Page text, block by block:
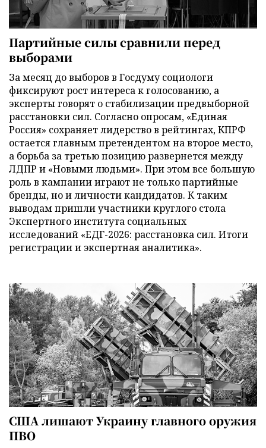
Партийные силы сравнили перед
выборами
За месяц до выборов в Госдуму социологи
фиксируют рост интереса к голосованию, а
эксперты говорят о стабилизации предвыборной
расстановки сил. Согласно опросам, «Единая
Россия» сохраняет лидерство в рейтингах, КПРФ
остается главным претендентом на второе место,
а борьба за третью позицию развернется между
ЛДПР и «Новыми людьми». При этом все большую
роль в кампании играют не только партийные
бренды, но и личности кандидатов. К таким
выводам пришли участники круглого стола
Экспертного института социальных
исследований «ЕДГ-2026: расстановка сил. Итоги
регистрации и экспертная аналитика».
США лишают Украину главного оружия
ПВО